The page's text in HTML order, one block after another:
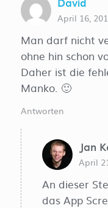
April 16,
Man darf nicht
ohne hin schon
Daher ist die
Manko. 🙂
Antworten
Jan
April
An dieser
das App